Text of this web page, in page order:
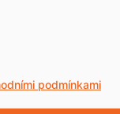
podmínkami